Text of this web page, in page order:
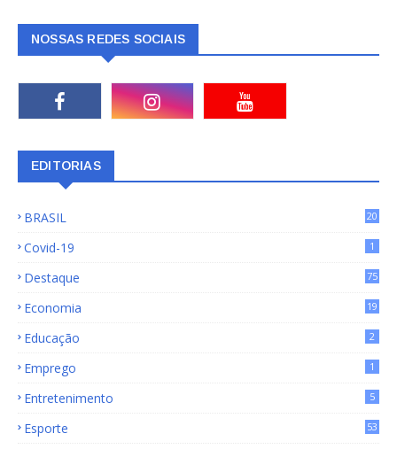
NOSSAS REDES SOCIAIS
EDITORIAS
BRASIL
20
Covid-19 1
Destaque
75
Economia
19
Educação 2
Emprego 1
Entretenimento 5
Esporte 53